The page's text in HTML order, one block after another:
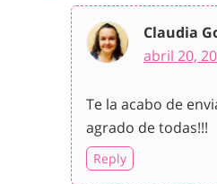
Claudia
abril 20,
Te la acabo de
agrado de todas!!!
Reply